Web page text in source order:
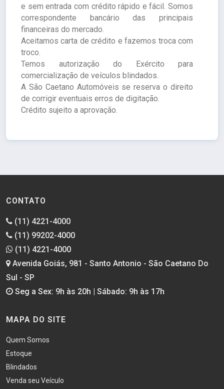
e sem entrada com crédito rápido e fácil. Somos
correspondente bancário das principais
financeiras do mercado.
Aceitamos carta de crédito e fazemos troca com
troco.
Temos autorização do Exército para
comercialização de veículos blindados.
A São Caetano Automóveis se reserva o direito
de corrigir eventuais erros de digitação.
Crédito sujeito a aprovação.
CONTATO
(11) 4221-4000
(11) 99202-4000
(11) 4221-4000
Avenida Goiás, 981 - Santo Antonio - São Caetano Do
Sul - SP
Seg a Sex: 9h às 20h | Sábado: 9h às 17h
MAPA DO SITE
Quem Somos
Estoque
Blindados
Venda seu Veículo